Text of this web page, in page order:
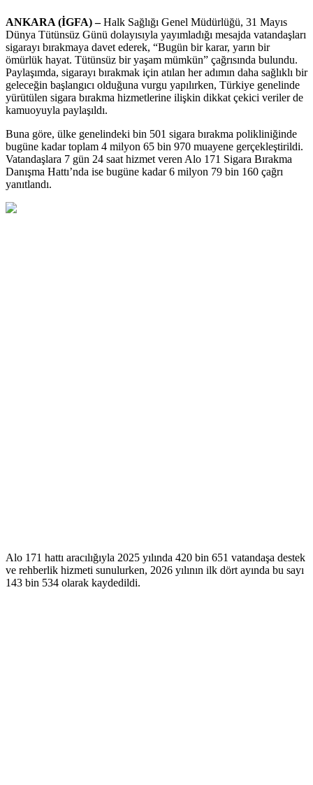
ANKARA (İGFA) –Halk Sağlığı Genel Müdürlüğü, 31 Mayıs
Dünya Tütünsüz Günü dolayısıyla yayımladığı mesajda vatandaşları
sigarayı bırakmaya davet ederek, “Bugün bir karar, yarın bir
ömürlük hayat. Tütünsüz bir yaşam mümkün” çağrısında bulundu.
Paylaşımda, sigarayı bırakmak için atılan her adımın daha sağlıklı bir
geleceğin başlangıcı olduğuna vurgu yapılırken, Türkiye genelinde
yürütülen sigara bırakma hizmetlerine ilişkin dikkat çekici veriler de
kamuoyuyla paylaşıldı.
Buna göre, ülke genelindeki bin 501 sigara bırakma polikliniğinde
bugüne kadar toplam 4 milyon 65 bin 970 muayene gerçekleştirildi.
Vatandaşlara 7 gün 24 saat hizmet veren Alo 171 Sigara Bırakma
Danışma Hattı’nda ise bugüne kadar 6 milyon 79 bin 160 çağrı
yanıtlandı.
Alo 171 hattı aracılığıyla 2025 yılında 420 bin 651 vatandaşa destek
ve rehberlik hizmeti sunulurken, 2026 yılının ilk dört ayında bu sayı
143 bin 534 olarak kaydedildi.